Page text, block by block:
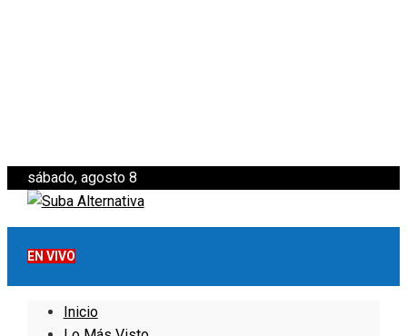
sábado, agosto 8
EN VIVO
Inicio